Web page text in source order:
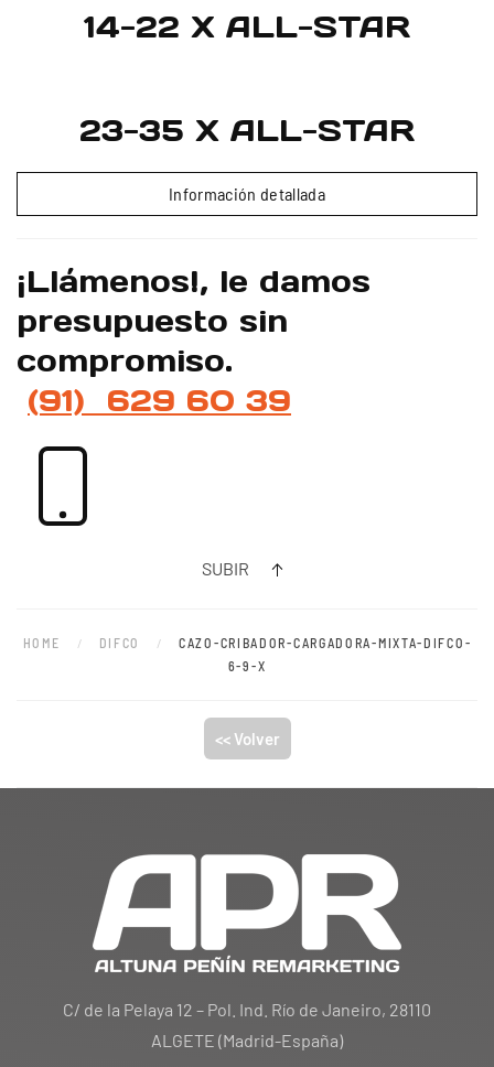
14-22 X ALL-STAR
23-35 X ALL-STAR
Información detallada
¡Llámenos!, le damos
presupuesto sin
compromiso.
(91) 629 60 39
SUBIR
HOME DIFCO
CAZO-CRIBADOR-CARGADORA-MIXTA-DIFCO-
6-9-X
<< Volver
C/ de la Pelaya 12 – Pol. Ind. Río de Janeiro, 28110
ALGETE (Madrid-España)